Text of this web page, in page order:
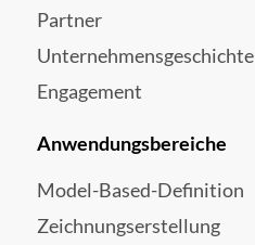
Partner
Unternehmensgeschichte
Engagement
Anwendungsbereiche
Model-Based-Definition
Zeichnungserstellung